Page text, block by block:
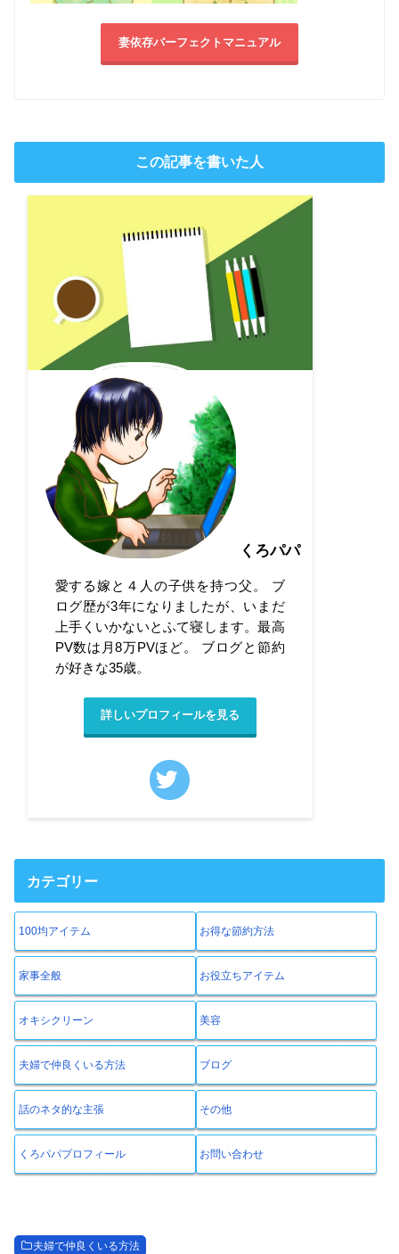
妻依存パーフェクトマニュアル
この記事を書いた人
くろパパ
愛する嫁と４人の子供を持つ父。 ブ
ログ歴が3年になりましたが、いまだ
上手くいかないとふて寝します。最高
PV数は月8万PVほど。 ブログと節約
が好きな35歳。
詳しいプロフィールを見る
カテゴリー
100均アイテム お得な節約方法
家事全般 お役立ちアイテム
オキシクリーン 美容
夫婦で仲良くいる方法 ブログ
話のネタ的な主張 その他
くろパパプロフィール お問い合わせ
夫婦で仲良くいる方法